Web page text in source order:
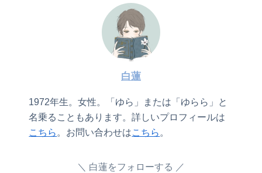
白蓮
1972年生。女性。「ゆら」または「ゆらら」と
名乗ることもあります。詳しいプロフィールは
こちら。お問い合わせはこちら。
白蓮をフォローする